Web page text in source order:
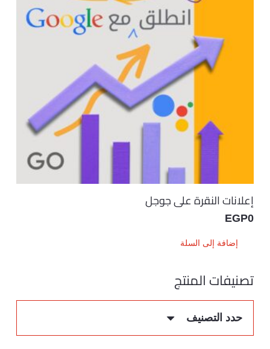
إعلانات النقرة على جوجل
EGP0
إضافة إلى السلة
تصنيفات المنتج
حدد التصنيف